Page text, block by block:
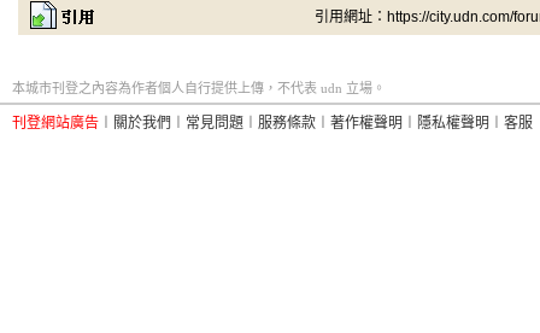
引用網址：https://city.udn.com/
本城市刊登之內容為作者個人自行提供上傳，不代表 udn 立場。
刊登網站廣告 關於我們 常見問題 服務條款 著作權聲明 隱私權聲明 客服